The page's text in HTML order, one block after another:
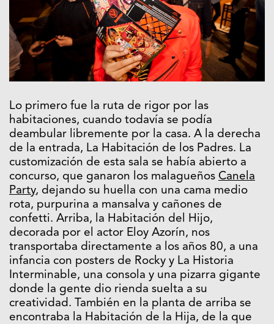
Lo primero fue la ruta de rigor por las
habitaciones, cuando todavía se podía
deambular libremente por la casa. A la derecha
de la entrada, La Habitación de los Padres. La
customización de esta sala se había abierto a
concurso, que ganaron los malagueños Canela
Party, dejando su huella con una cama medio
rota, purpurina a mansalva y cañones de
confetti. Arriba, la Habitación del Hijo,
decorada por el actor Eloy Azorín, nos
transportaba directamente a los años 80, a una
infancia con posters de Rocky y La Historia
Interminable, una consola y una pizarra gigante
donde la gente dio rienda suelta a su
creatividad. También en la planta de arriba se
encontraba la Habitación de la Hija, de la que